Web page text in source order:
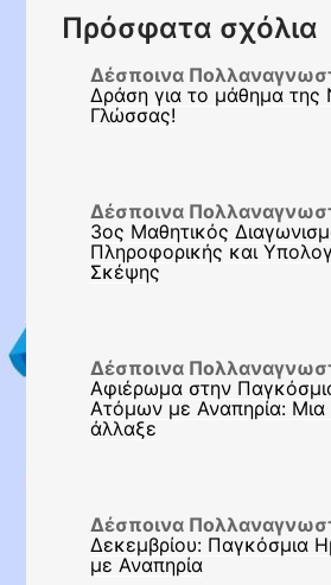
Πρόσφατα σχόλια
Δέσποινα
Δράση για το μάθημα της
Γλώσσας!
Δέσποινα
3ος Μαθητικός
Πληροφορικής και
Σκέψης
Δέσποινα
Αφιέρωμα στην
Ατόμων με Αναπηρία:
άλλαξε
Δέσποινα
Δεκεμβρίου: Παγκόσμια
με Αναπηρία